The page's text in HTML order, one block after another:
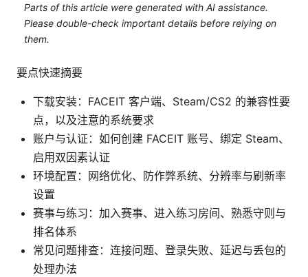
Parts of this article were generated with AI assistance.
Please double-check important details before relying on
them.
要点快速摘要
下载安装：FACEIT 客户端、Steam/CS2 的兼容性要
点，以及注意的系统要求
账户与认证：如何创建 FACEIT 账号、绑定 Steam、
启用双因素认证
环境配置：网络优化、防作弊系统、分辨率与刷新率
设置
赛事与练习：加入赛事、进入练习房间、熟悉守则与
排名体系
常见问题排查：连接问题、登录失败、延迟与丢包的
处理办法